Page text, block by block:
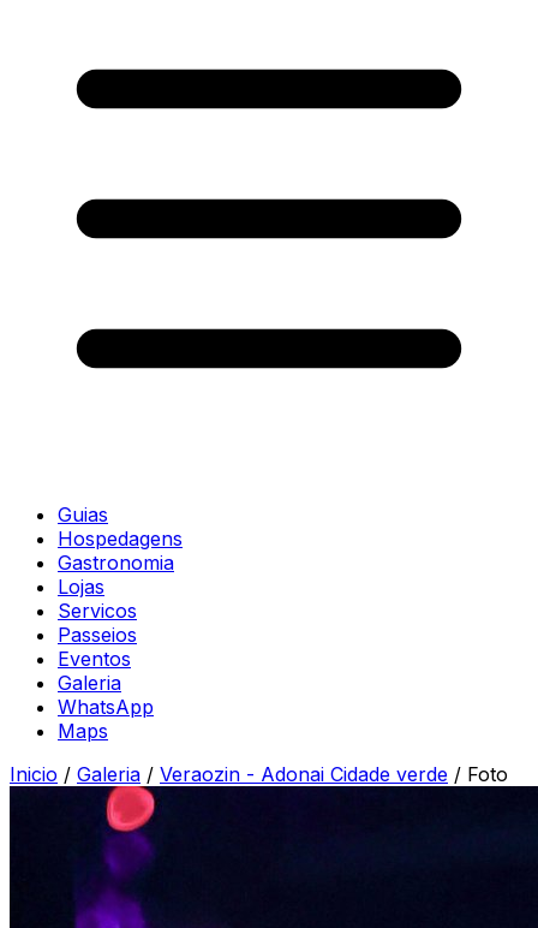
Guias
Hospedagens
Gastronomia
Lojas
Servicos
Passeios
Eventos
Galeria
WhatsApp
Maps
Inicio / Galeria / Veraozin - Adonai Cidade verde / Foto